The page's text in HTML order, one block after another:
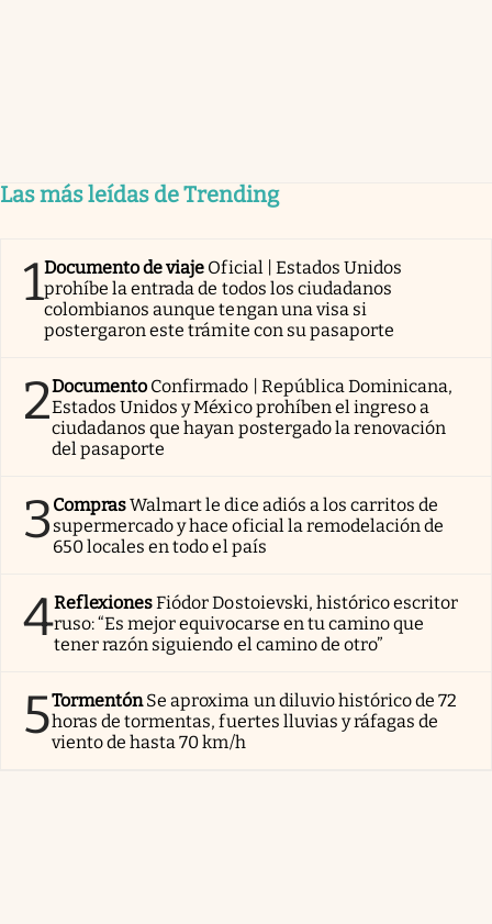
Las más leídas de Trending
1Documento de viaje Oficial | Estados Unidos
prohíbe la entrada de todos los ciudadanos
colombianos aunque tengan una visa si
postergaron este trámite con su pasaporte
2Documento Confirmado | República Dominicana,
Estados Unidos y México prohíben el ingreso a
ciudadanos que hayan postergado la renovación
del pasaporte
3ComprasWalmart le dice adiós a los carritos de
supermercado y hace oficial la remodelación de
650 locales en todo el país
4ReflexionesFiódor Dostoievski, histórico escritor
ruso: “Es mejor equivocarse en tu camino que
tener razón siguiendo el camino de otro”
5TormentónSe aproxima un diluvio histórico de 72
horas de tormentas, fuertes lluvias y ráfagas de
viento de hasta 70 km/h